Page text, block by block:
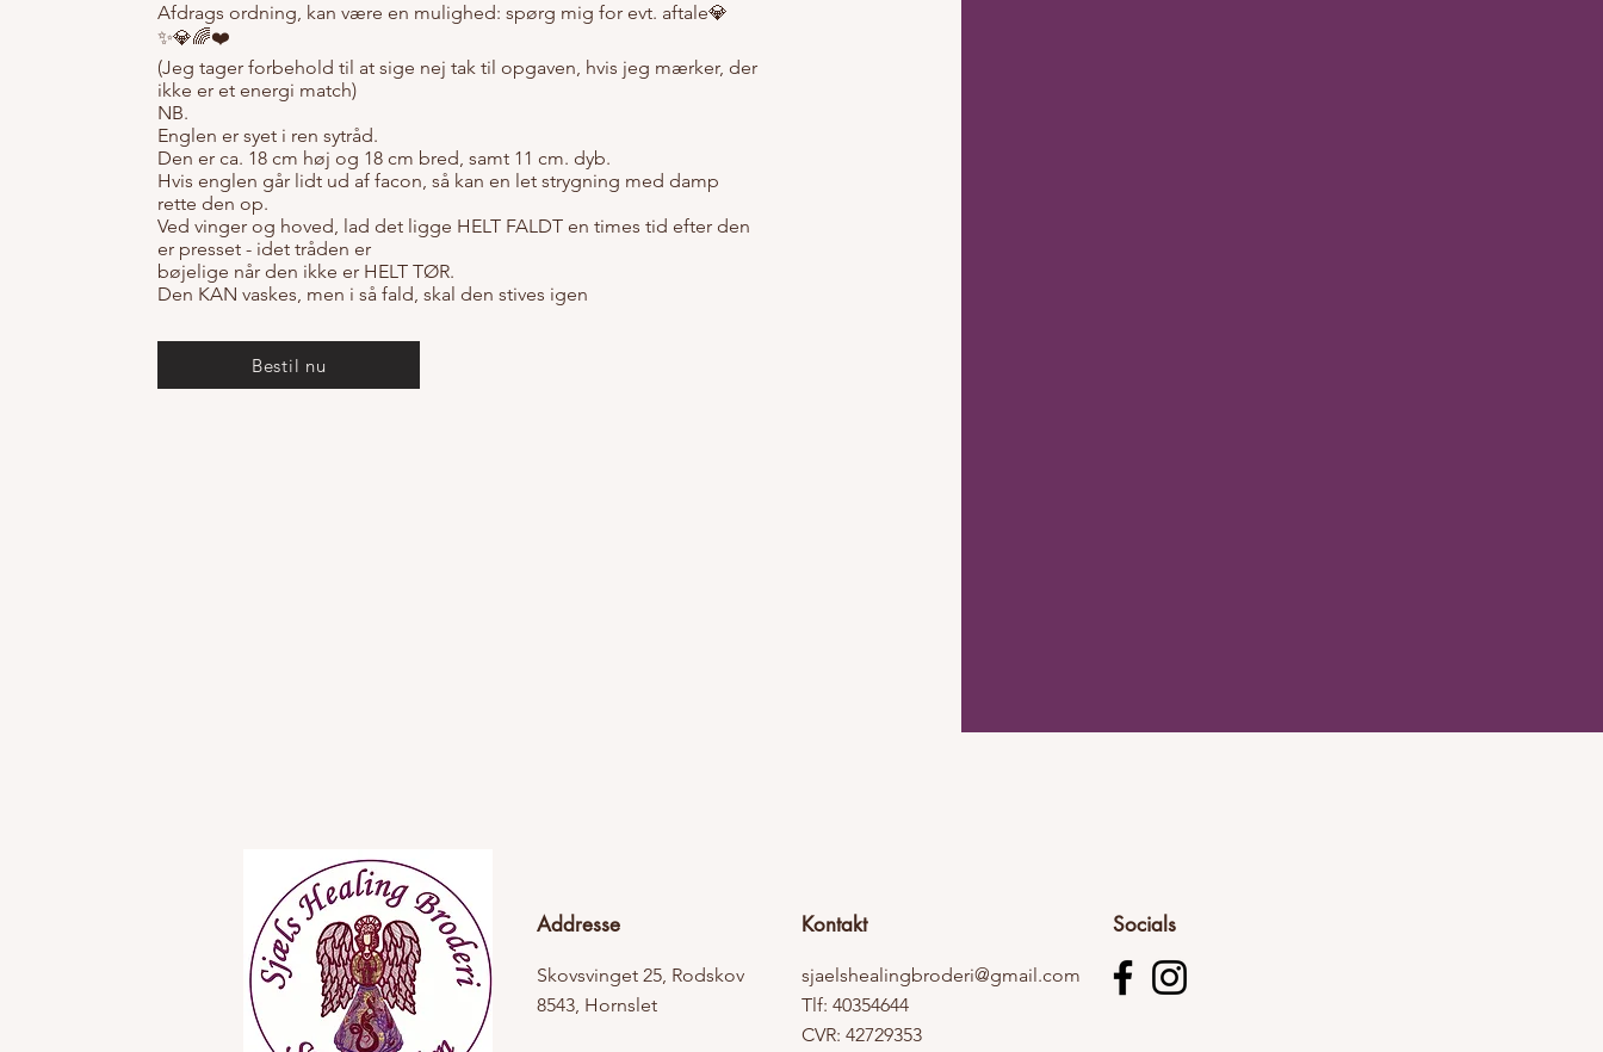
Afdrags ordning, kan være en mulighed: spørg mig for evt. aftale💎
✨💎🌈❤️
(Jeg tager forbehold til at sige nej tak til opgaven, hvis jeg mærker, der
ikke er et energi match)
NB.
Englen er syet i ren sytråd.
Den er ca. 18 cm høj og 18 cm bred, samt 11 cm. dyb.
Hvis englen går lidt ud af facon, så kan en let strygning med damp
rette den op.
Ved vinger og hoved, lad det ligge HELT FALDT en times tid efter den
er presset - idet tråden er
bøjelige når den ikke er HELT TØR.
Den KAN vaskes, men i så fald, skal den stives igen
Bestil nu
Addresse
Skovsvinget 25, Rodskov
8543, Hornslet
Kontakt
sjaelshealingbroderi@gmail.com
Tlf: 40354644
CVR: 42729353
Socials